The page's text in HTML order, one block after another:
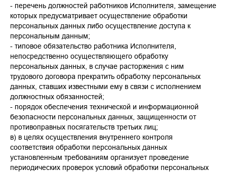
- перечень должностей работников Исполнителя, замещение
которых предусматривает осуществление обработки
персональных данных либо осуществление доступа к
персональным данным;
- типовое обязательство работника Исполнителя,
непосредственно осуществляющего обработку
персональных данных, в случае расторжения с ним
трудового договора прекратить обработку персональных
данных, ставших известными ему в связи с исполнением
должностных обязанностей;
- порядок обеспечения технической и информационной
безопасности персональных данных, защищенности от
противоправных посягательств третьих лиц;
в) в целях осуществления внутреннего контроля
соответствия обработки персональных данных
установленным требованиям организует проведение
периодических проверок условий обработки персональных